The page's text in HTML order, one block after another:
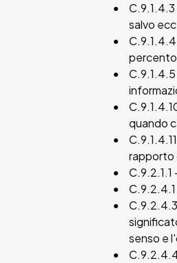
salvo
percento
quando
rapporto
senso e